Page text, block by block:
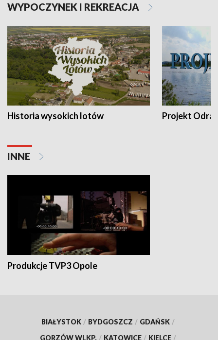
WYPOCZYNEK I REKREACJA
Historia wysokich lotów Projekt Odra
INNE
Produkcje TVP3 Opole
BIAŁYSTOK / BYDGOSZCZ / GDAŃSK /
GORZÓW WLKP. / KATOWICE / KIELCE /